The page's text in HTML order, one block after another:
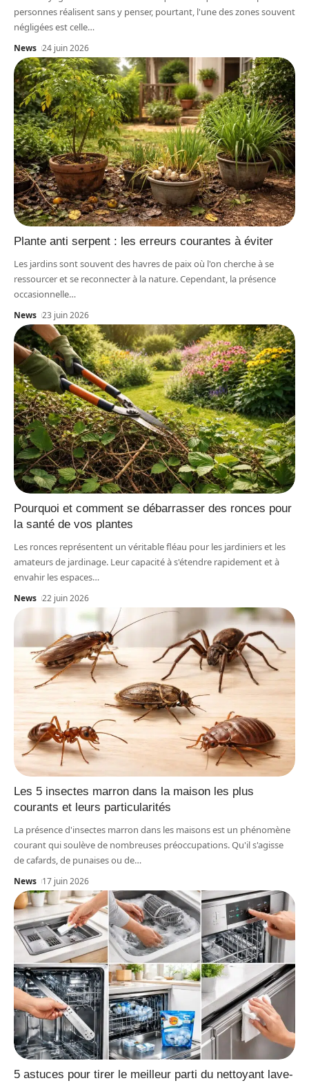
personnes réalisent sans y penser, pourtant, l'une des zones souvent
négligées est celle…
News 24 juin 2026
Plante anti serpent : les erreurs courantes à éviter
Les jardins sont souvent des havres de paix où l'on cherche à se
ressourcer et se reconnecter à la nature. Cependant, la présence
occasionnelle…
News 23 juin 2026
Pourquoi et comment se débarrasser des ronces pour
la santé de vos plantes
Les ronces représentent un véritable fléau pour les jardiniers et les
amateurs de jardinage. Leur capacité à s'étendre rapidement et à
envahir les espaces…
News 22 juin 2026
Les 5 insectes marron dans la maison les plus
courants et leurs particularités
La présence d'insectes marron dans les maisons est un phénomène
courant qui soulève de nombreuses préoccupations. Qu'il s'agisse
de cafards, de punaises ou de…
News 17 juin 2026
5 astuces pour tirer le meilleur parti du nettoyant lave-